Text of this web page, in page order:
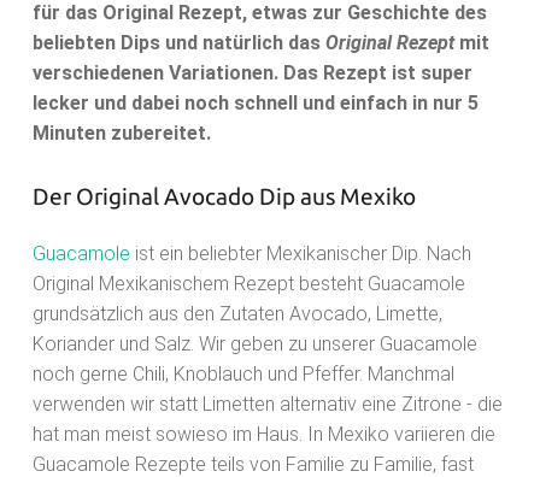
für das Original Rezept, etwas zur Geschichte des
beliebten Dips und natürlich das Original Rezeptmit
verschiedenen Variationen. Das Rezept ist super
lecker und dabei noch schnell und einfach in nur 5
Minuten zubereitet.
Der Original Avocado Dip aus Mexiko
Guacamole ist ein beliebter Mexikanischer Dip. Nach
Original Mexikanischem Rezept besteht Guacamole
grundsätzlich aus den Zutaten Avocado, Limette,
Koriander und Salz. Wir geben zu unserer Guacamole
noch gerne Chili, Knoblauch und Pfeffer. Manchmal
verwenden wir statt Limetten alternativ eine Zitrone - die
hat man meist sowieso im Haus. In Mexiko variieren die
Guacamole Rezepte teils von Familie zu Familie, fast